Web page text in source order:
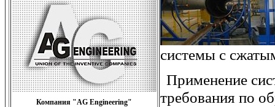
Компания "AG Engineering"
системы с
Применение
требования по